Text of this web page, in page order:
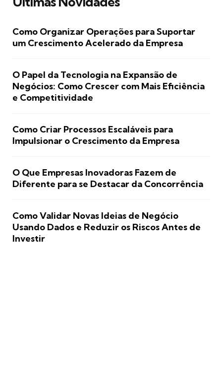
Como Organizar Operações para Suportar
um Crescimento Acelerado da Empresa
O Papel da Tecnologia na Expansão de
Negócios: Como Crescer com Mais Eficiência
e Competitividade
Como Criar Processos Escaláveis para
Impulsionar o Crescimento da Empresa
O Que Empresas Inovadoras Fazem de
Diferente para se Destacar da Concorrência
Como Validar Novas Ideias de Negócio
Usando Dados e Reduzir os Riscos Antes de
Investir